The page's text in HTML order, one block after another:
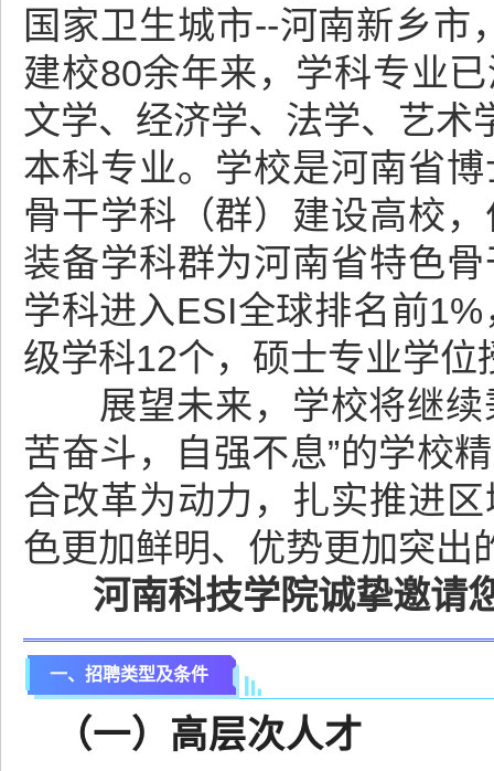
国家卫生城市--河南新乡市
建校80余年来，学科专业
文学、经济学、法学、艺术
本科专业。学校是河南省
骨干学科（群）建设高校
装备学科群为河南省特色
学科进入ESI全球排名前
级学科12个，硕士专业学位
展望未来，学校将继续
苦奋斗，自强不息”的学校
合改革为动力，扎实推进
色更加鲜明、优势更加突出
河南科技学院诚挚邀请
一、招聘类型及条件
（一）高层次人才